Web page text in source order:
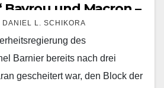
Bayrou und Macron –
zwischen
DANIEL L. SCHIKORA
des
Barnier bereits nach drei
gescheitert war, den Block der